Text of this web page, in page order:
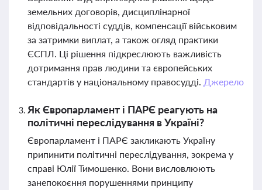
земельних договорів, дисциплінарної
відповідальності суддів, компенсації військовим
за затримки виплат, а також огляд практики
ЄСПЛ. Ці рішення підкреслюють важливість
дотримання прав людини та європейських
стандартів у національному правосудді. Джерело
Як Європарламент і ПАРЄ реагують на
політичні переслідування в Україні?
Європарламент і ПАРЄ закликають Україну
припинити політичні переслідування, зокрема у
справі Юлії Тимошенко. Вони висловлюють
занепокоєння порушеннями принципу